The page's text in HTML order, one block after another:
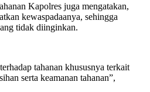
Kapolres juga mengatakan,
kewaspadaanya, sehingga
tidak diinginkan.
tahanan khususnya terkait
serta keamanan tahanan”,